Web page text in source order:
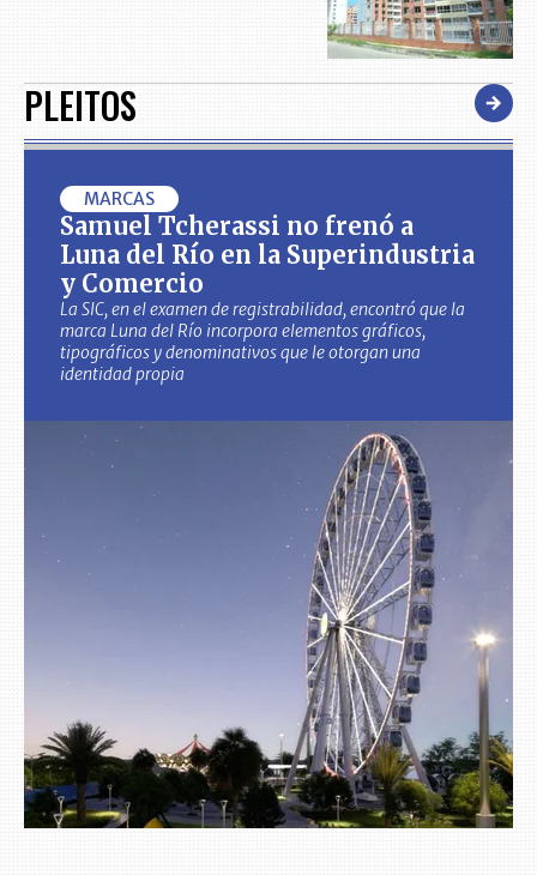
PLEITOS
MARCAS
Samuel Tcherassi no frenó a
Luna del Río en la Superindustria
y Comercio
La SIC, en el examen de registrabilidad, encontró que la
marca Luna del Río incorpora elementos gráficos,
tipográficos y denominativos que le otorgan una
identidad propia